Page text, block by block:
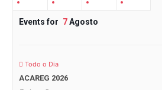
Events for 7Agosto
Todo o Dia
ACAREG 2026